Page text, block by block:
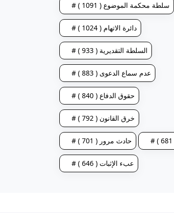
# سلطة محكمة الموضوع ( 1091 )
# دائرة الاتهام ( 1024 )
# السلطة التقديرية ( 933 )
# عدم سماع الدعوى ( 883 )
# حقوق الدفاع ( 840 )
# خرق القانون ( 792 )
# حادث مرور ( 701 )
# عبء الإثبات ( 646 )